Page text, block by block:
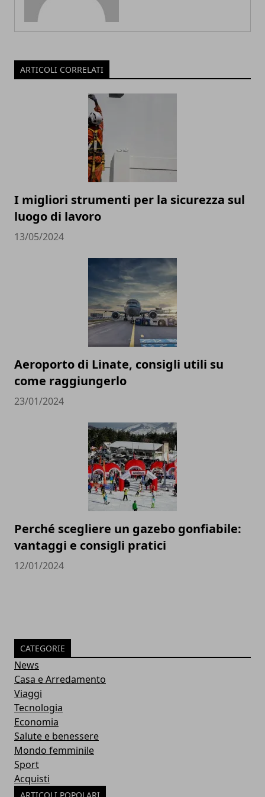
ARTICOLI CORRELATI
I migliori strumenti per la sicurezza sul
luogo di lavoro
13/05/2024
Aeroporto di Linate, consigli utili su
come raggiungerlo
23/01/2024
Perché scegliere un gazebo gonfiabile:
vantaggi e consigli pratici
12/01/2024
CATEGORIE
News
Casa e Arredamento
Viaggi
Tecnologia
Economia
Salute e benessere
Mondo femminile
Sport
Acquisti